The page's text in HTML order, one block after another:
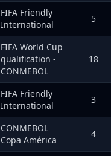
FIFA Friendly
International
5
FIFA World Cup
qualification -
CONMEBOL
18
FIFA Friendly
International
3
CONMEBOL
Copa América
4